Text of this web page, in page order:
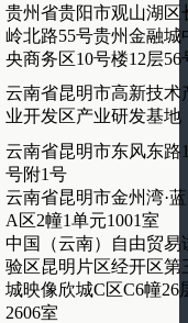
贵州省贵阳市观山湖区
岭北路55号贵州金融城
央商务区10号楼12层56
云南省昆明市高新技术
业开发区产业研发基地
云南省昆明市东风东路
号附1号
云南省昆明市金州湾·
A区2幢1单元1001室
中国（云南）自由贸易
验区昆明片区经开区第
城映像欣城C区C6幢26
2606室